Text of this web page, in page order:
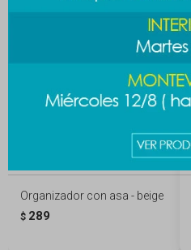
Organizador con asa - beige
$ 289